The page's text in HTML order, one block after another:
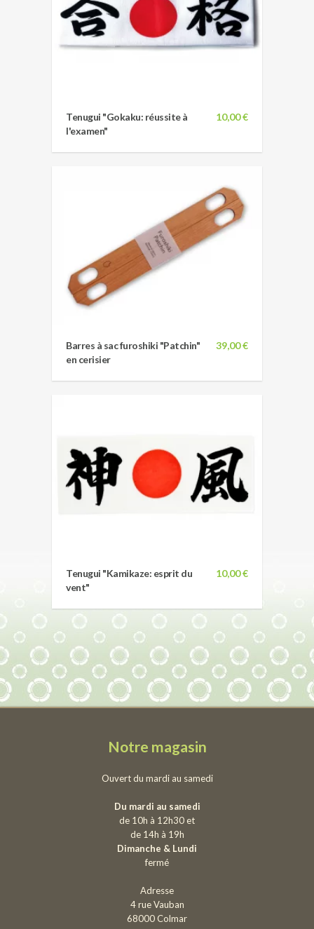
10,00 €
Tenugui "Gokaku: réussite à
l'examen"
39,00 €
Barres à sac furoshiki "Patchin"
en cerisier
10,00 €
Tenugui "Kamikaze: esprit du
vent"
Notre magasin
Ouvert du mardi au samedi
Du mardi au samedi
de 10h à 12h30 et
de 14h à 19h
Dimanche & Lundi
fermé
Adresse
4 rue Vauban
68000 Colmar